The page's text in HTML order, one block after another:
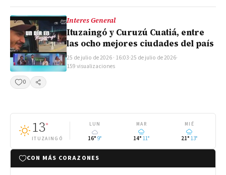
Interes General
Ituzaingó y Curuzú Cuatiá, entre
las ocho mejores ciudades del país
25 de julio de 2026 · 16:03·25 de julio de 2026·
159 visualizaciones
0
Compartir
13°
ITUZAINGÓ
LUN
16° 9°
MAR
14° 11°
MIÉ
21° 13°
CON MÁS CORAZONES